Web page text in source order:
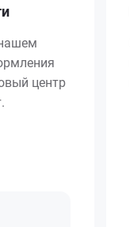
центр